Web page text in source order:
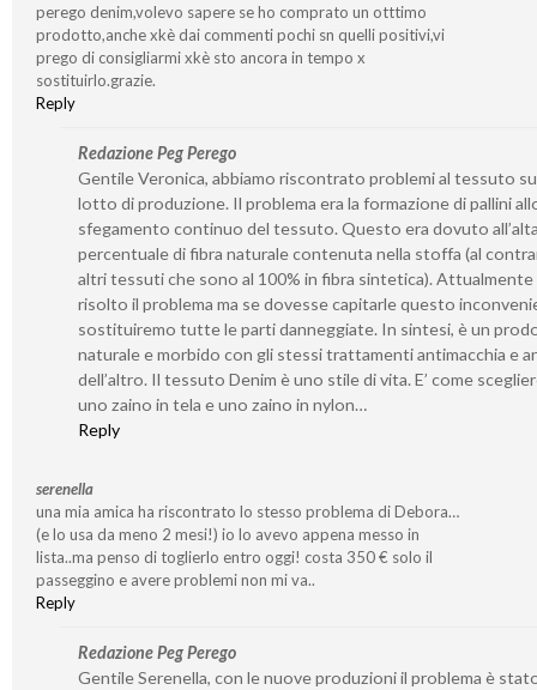
perego denim,volevo sapere se ho comprato un otttimo
prodotto,anche xkè dai commenti pochi sn quelli positivi,vi
prego di consigliarmi xkè sto ancora in tempo x
sostituirlo.grazie.
Reply
Redazione Peg Perego
Gentile Veronica, abbiamo riscontrato problemi al tessuto
lotto di produzione. Il problema era la formazione di pallini
sfegamento continuo del tessuto. Questo era dovuto
percentuale di fibra naturale contenuta nella stoffa (al
altri tessuti che sono al 100% in fibra sintetica). Attualmente
risolto il problema ma se dovesse capitarle questo
sostituiremo tutte le parti danneggiate. In sintesi, è un
naturale e morbido con gli stessi trattamenti antimacchia e
dell’altro. Il tessuto Denim è uno stile di vita. E’ come
uno zaino in tela e uno zaino in nylon…
Reply
serenella
una mia amica ha riscontrato lo stesso problema di Debora…
(e lo usa da meno 2 mesi!) io lo avevo appena messo in
lista..ma penso di toglierlo entro oggi! costa 350 € solo il
passeggino e avere problemi non mi va..
Reply
Redazione Peg Perego
Gentile Serenella, con le nuove produzioni il problema è